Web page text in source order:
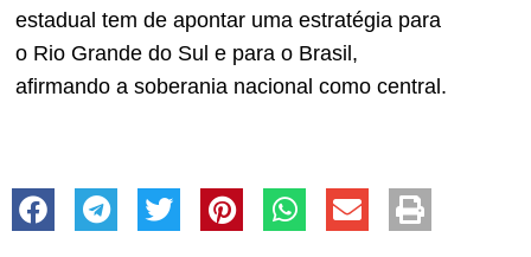
estadual tem de apontar uma estratégia para
o Rio Grande do Sul e para o Brasil,
afirmando a soberania nacional como central.